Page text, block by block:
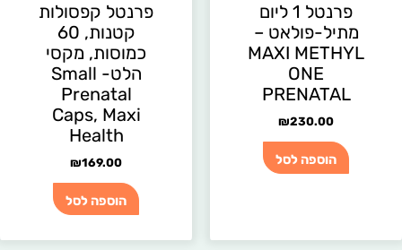
פרנטל 1 ליום
מתיל-פולאט –
MAXI METHYL
ONE
PRENATAL
₪230.00
הוספה לסל
פרנטל קפסולות
קטנות, 60
כמוסות, מקסי
הלט- Small
Prenatal
Caps, Maxi
Health
₪169.00
הוספה לסל